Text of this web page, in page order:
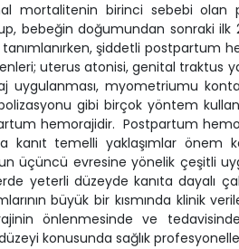
mortalitenin birinci sebebi olan
bebeğin doğumundan sonraki
şiddetli postpartum
uterus atonisi, genital traktus
uygulanması, myometriumu
gibi birçok yöntem
hemorajidir. Postpartum
kanıt temelli yaklaşımlar önem
üçüncü evresine yönelik çeşitli
yeterli düzeyde kanıta dayalı
büyük bir kısmında klinik
önlenmesinde ve
konusunda sağlık